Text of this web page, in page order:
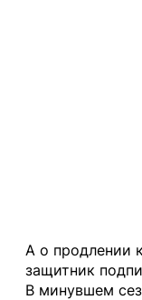
А о продлении
защитник
В минувшем